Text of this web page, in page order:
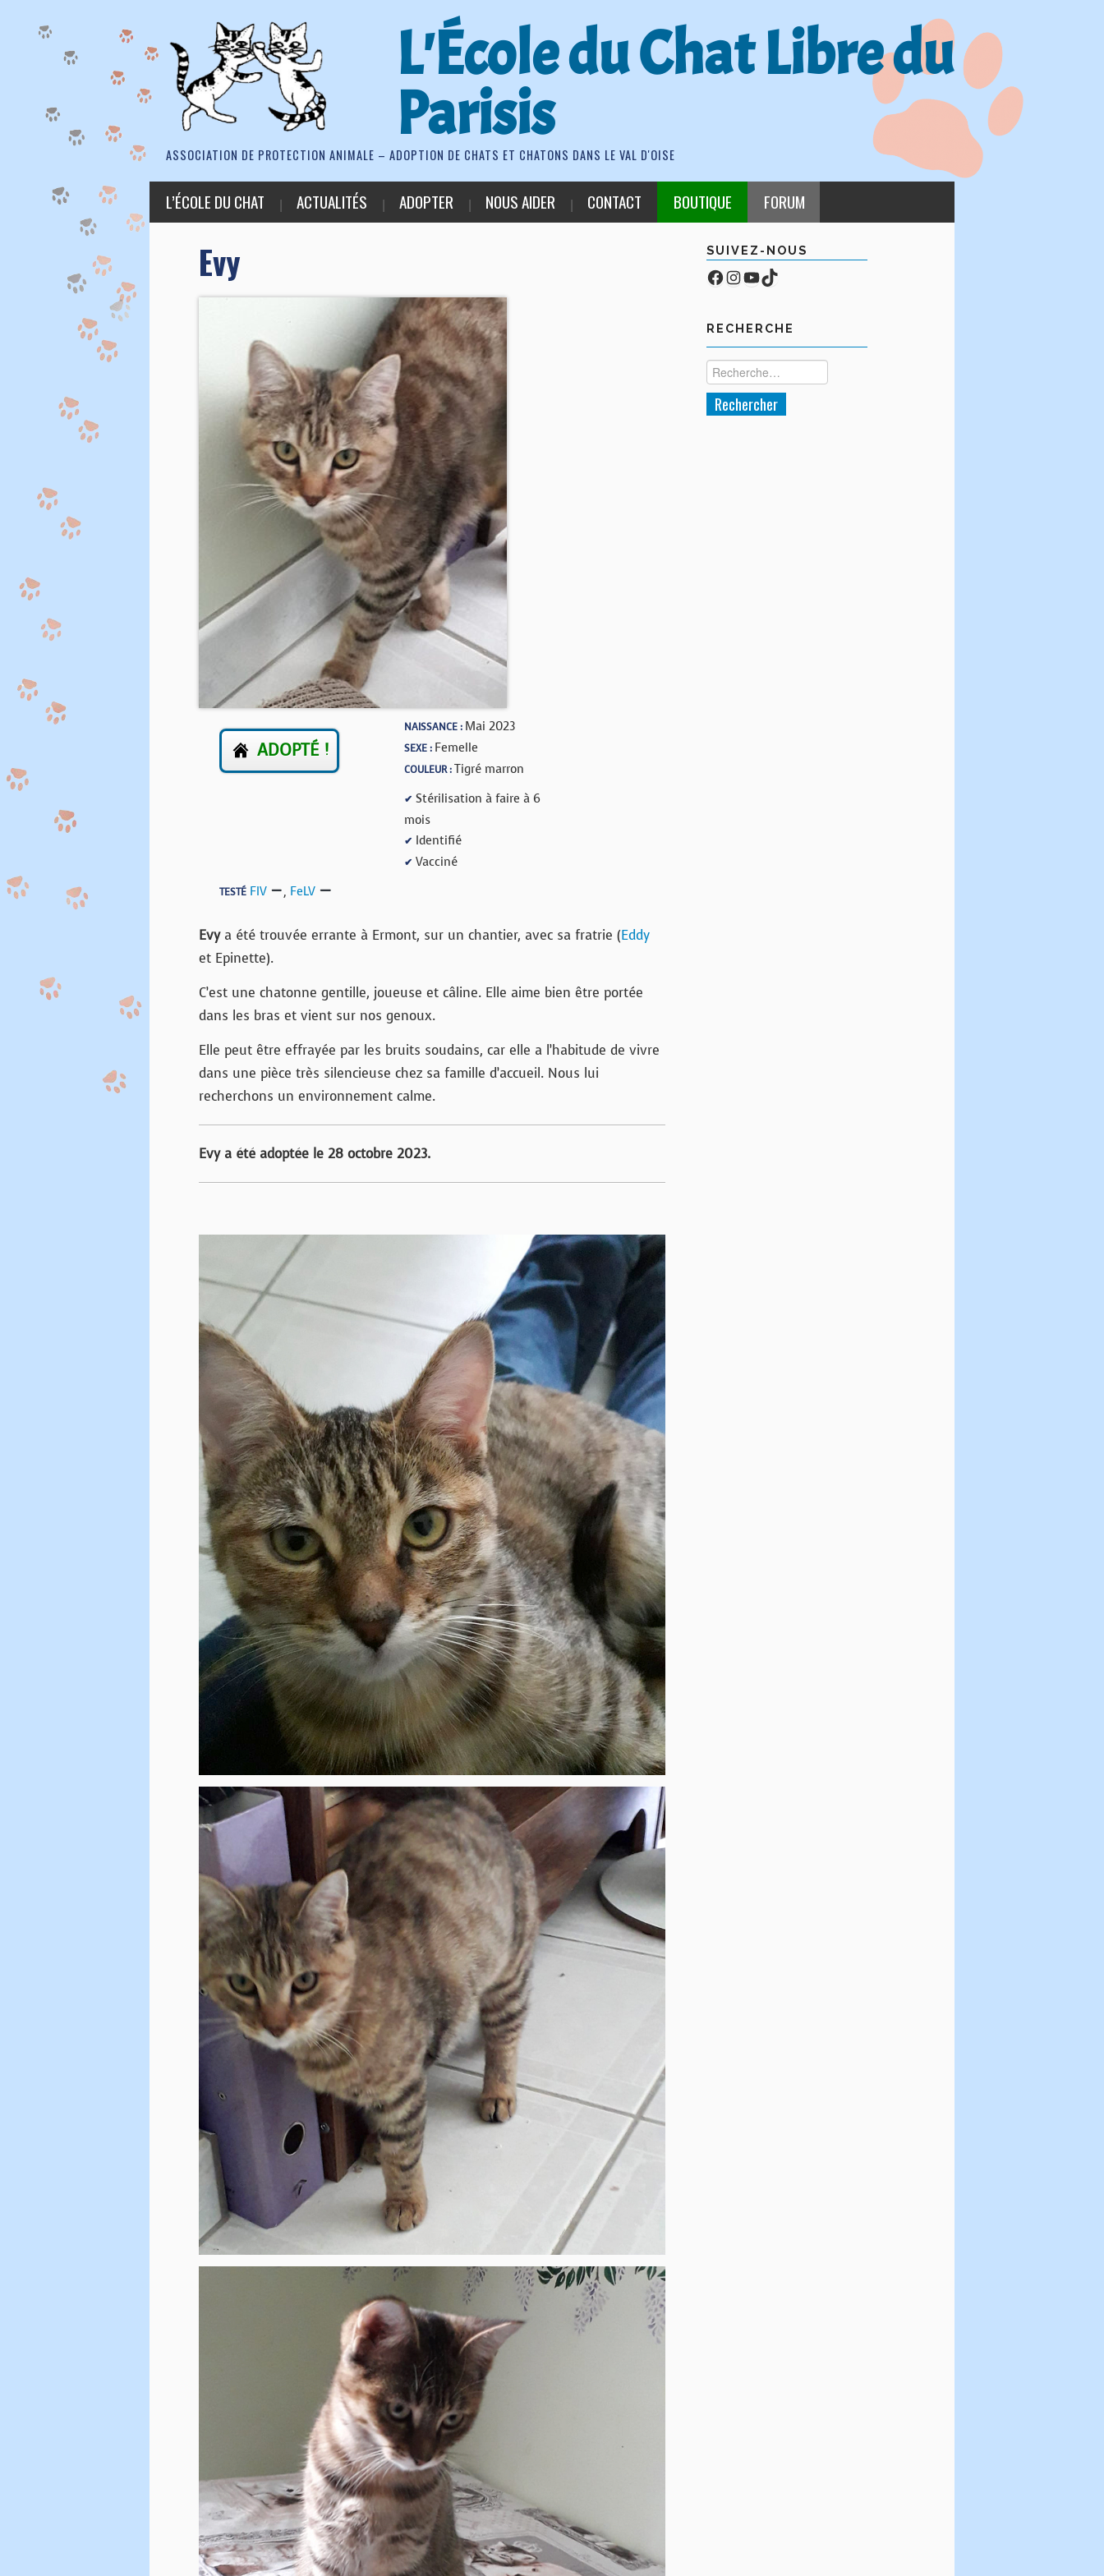
L'École du Chat Libre du
Parisis
ASSOCIATION DE PROTECTION ANIMALE – ADOPTION DE CHATS ET CHATONS DANS LE VAL D'OISE
L’ÉCOLE DU CHAT ACTUALITÉS ADOPTER NOUS AIDER CONTACT BOUTIQUE FORUM
Evy
ADOPTÉ !
NAISSANCE : Mai 2023
SEXE : Femelle
COULEUR :Tigré marron
✔ Stérilisation à faire à 6
mois
✔ Identifié
✔ Vacciné
TESTÉ FIV , FeLV
Evya été trouvée errante à Ermont, sur un chantier, avec sa fratrie (Eddy
et Epinette).
C’est une chatonne gentille, joueuse et câline. Elle aime bien être portée
dans les bras et vient sur nos genoux.
Elle peut être effrayée par les bruits soudains, car elle a l’habitude de vivre
dans une pièce très silencieuse chez sa famille d’accueil. Nous lui
recherchons un environnement calme.
Evy a été adoptée le 28 octobre 2023.
SUIVEZ-NOUS
Facebook
Compte Instagram
YouTube
TikTok
RECHERCHE